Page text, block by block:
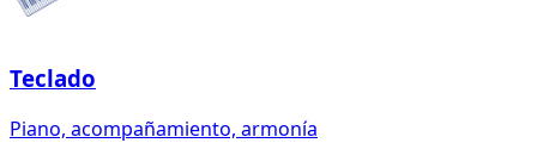
Teclado
Piano, acompañamiento, armonía